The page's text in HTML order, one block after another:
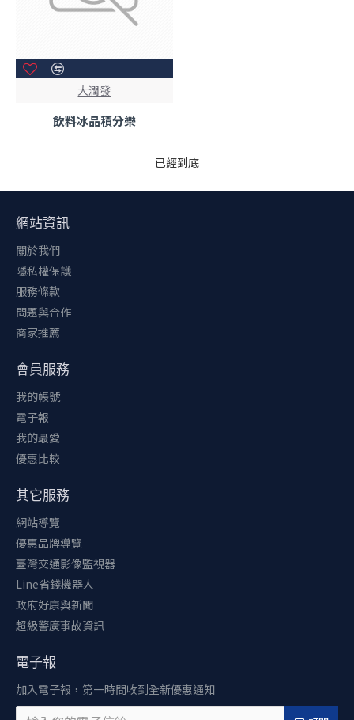
大潤發
飲料冰品積分樂
已經到底
網站資訊
關於我們
隱私權保護
服務條款
問題與合作
商家推薦
會員服務
我的帳號
電子報
我的最愛
優惠比較
其它服務
網站導覽
優惠品牌導覽
臺灣交通影像監視器
Line省錢機器人
政府好康與新聞
超級警廣事故資訊
電子報
加入電子報，第一時間收到全新優惠通知